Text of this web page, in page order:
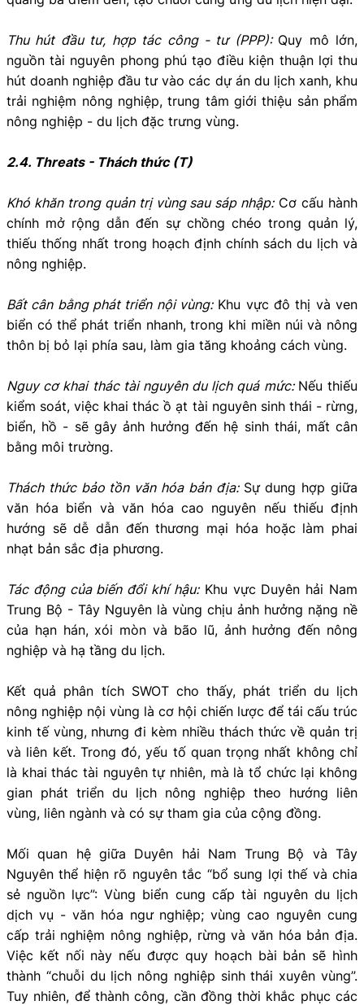
Thu hút đầu tư, hợp tác công - tư (PPP): Quy mô lớn,
nguồn tài nguyên phong phú tạo điều kiện thuận lợi thu
hút doanh nghiệp đầu tư vào các dự án du lịch xanh, khu
trải nghiệm nông nghiệp, trung tâm giới thiệu sản phẩm
nông nghiệp - du lịch đặc trưng vùng.
2.4. Threats - Thách thức (T)
Khó khăn trong quản trị vùng sau sáp nhập:Cơ cấu hành
chính mở rộng dẫn đến sự chồng chéo trong quản lý,
thiếu thống nhất trong hoạch định chính sách du lịch và
nông nghiệp.
Bất cân bằng phát triển nội vùng:Khu vực đô thị và ven
biển có thể phát triển nhanh, trong khi miền núi và nông
thôn bị bỏ lại phía sau, làm gia tăng khoảng cách vùng.
Nguy cơ khai thác tài nguyên du lịch quá mức: Nếu thiếu
kiểm soát, việc khai thác ồ ạt tài nguyên sinh thái - rừng,
biển, hồ - sẽ gây ảnh hưởng đến hệ sinh thái, mất cân
bằng môi trường.
Thách thức bảo tồn văn hóa bản địa: Sự dung hợp giữa
văn hóa biển và văn hóa cao nguyên nếu thiếu định
hướng sẽ dễ dẫn đến thương mại hóa hoặc làm phai
nhạt bản sắc địa phương.
Tác động của biến đổi khí hậu:Khu vực Duyên hải Nam
Trung Bộ - Tây Nguyên là vùng chịu ảnh hưởng nặng nề
của hạn hán, xói mòn và bão lũ, ảnh hưởng đến nông
nghiệp và hạ tầng du lịch.
Kết quả phân tích SWOT cho thấy, phát triển du lịch
nông nghiệp nội vùng là cơ hội chiến lược để tái cấu trúc
kinh tế vùng, nhưng đi kèm nhiều thách thức về quản trị
và liên kết. Trong đó, yếu tố quan trọng nhất không chỉ
là khai thác tài nguyên tự nhiên, mà là tổ chức lại không
gian phát triển du lịch nông nghiệp theo hướng liên
vùng, liên ngành và có sự tham gia của cộng đồng.
Mối quan hệ giữa Duyên hải Nam Trung Bộ và Tây
Nguyên thể hiện rõ nguyên tắc “bổ sung lợi thế và chia
sẻ nguồn lực”: Vùng biển cung cấp tài nguyên du lịch
dịch vụ - văn hóa ngư nghiệp; vùng cao nguyên cung
cấp trải nghiệm nông nghiệp, rừng và văn hóa bản địa.
Việc kết nối này nếu được quy hoạch bài bản sẽ hình
thành “chuỗi du lịch nông nghiệp sinh thái xuyên vùng”.
Tuy nhiên, để thành công, cần đồng thời khắc phục các